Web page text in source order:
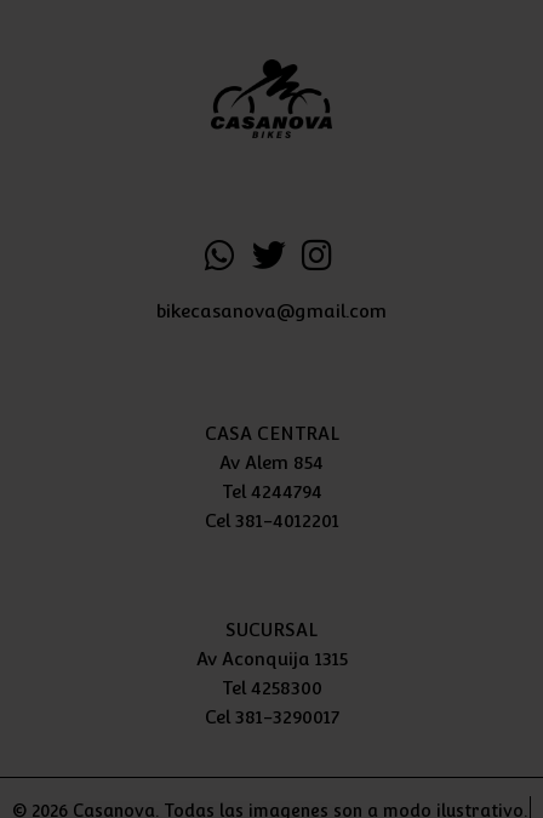
bikecasanova@gmail.com
CASA CENTRAL
Av Alem 854
Tel 4244794
Cel 381-4012201
SUCURSAL
Av Aconquija 1315
Tel 4258300
Cel 381-3290017
© 2026 Casanova. Todas las imagenes son a modo ilustrativo.